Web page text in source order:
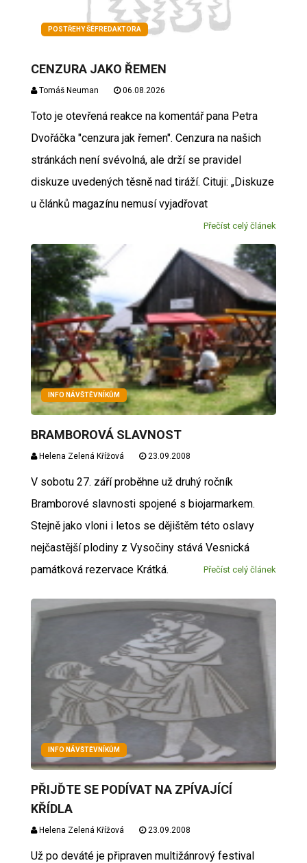
POSTŘEHY ŠÉFREDAKTORA
CENZURA JAKO ŘEMEN
Tomáš Neuman 06.08.2026
Toto je otevřená reakce na komentář pana Petra
Dvořáčka "cenzura jak řemen". Cenzura na našich
stránkách není svévolná, ale drží se pravidel
diskuze uvedených těsně nad tiráží. Cituji: „Diskuze
u článků magazínu nemusí vyjadřovat
Přečíst celý článek
INFO NÁVŠTĚVNÍKŮM
BRAMBOROVÁ SLAVNOST
Helena Zelená Křížová 23.09.2008
V sobotu 27. září proběhne už druhý ročník
Bramborové slavnosti spojené s biojarmarkem.
Stejně jako vloni i letos se dějištěm této oslavy
nejčastější plodiny z Vysočiny stává Vesnická
památková rezervace Krátká.
Přečíst celý článek
INFO NÁVŠTĚVNÍKŮM
PŘIJĎTE SE PODÍVAT NA ZPÍVAJÍCÍ
KŘÍDLA
Helena Zelená Křížová 23.09.2008
Už po deváté je připraven multižánrový festival